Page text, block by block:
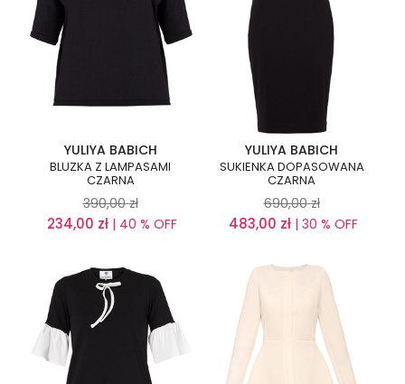
YULIYA BABICH
BLUZKA Z LAMPASAMI
CZARNA
390,00 zł
234,00 zł| 40 % OFF
YULIYA BABICH
SUKIENKA DOPASOWANA
CZARNA
690,00 zł
483,00 zł| 30 % OFF